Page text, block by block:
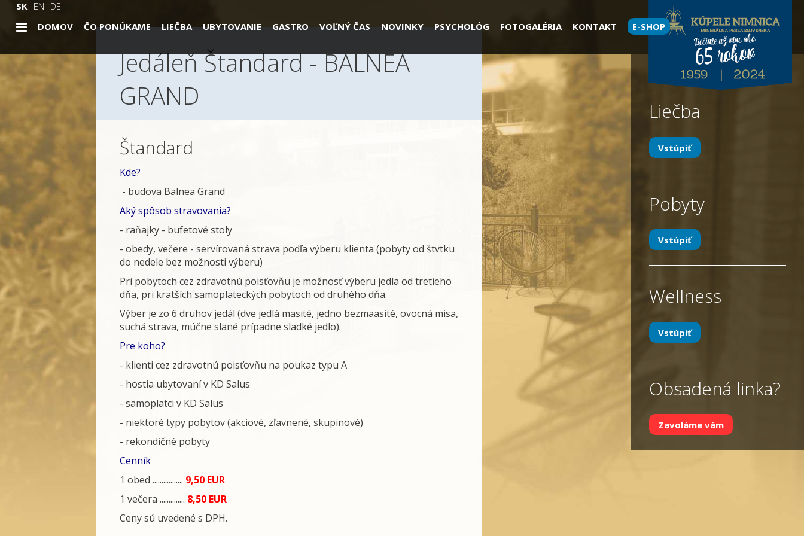
SK EN DE
DOMOV
ČO PONÚKAME LIEČBA UBYTOVANIE GASTRO VOĽNÝ ČAS NOVINKY PSYCHOLÓG FOTOGALÉRIA KONTAKT E-SHOP
Jedáleň Štandard - BALNEA
GRAND
Štandard
Kde?
- budova Balnea Grand
Aký spôsob stravovania?
- raňajky - bufetové stoly
- obedy, večere - servírovaná strava podľa výberu klienta (pobyty od štvtku
do nedele bez možnosti výberu)
Pri pobytoch cez zdravotnú poisťovňu je možnosť výberu jedla od tretieho
dňa, pri kratších samoplateckých pobytoch od druhého dňa.
Výber je zo 6 druhov jedál (dve jedlá mäsité, jedno bezmäasité, ovocná misa,
suchá strava, múčne slané prípadne sladké jedlo).
Pre koho?
- klienti cez zdravotnú poisťovňu na poukaz typu A
- hostia ubytovaní v KD Salus
- samoplatci v KD Salus
- niektoré typy pobytov (akciové, zľavnené, skupinové)
- rekondičné pobyty
Cenník
1 obed ................. 9,50 EUR
1 večera .............. 8,50 EUR
Ceny sú uvedené s DPH.
Liečba
Vstúpiť
Pobyty
Vstúpiť
Wellness
Vstúpiť
Obsadená linka?
Zavoláme vám